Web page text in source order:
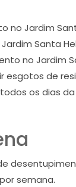
no Jardim
Santa
no Jardim
esgotos de
os dias
semana.